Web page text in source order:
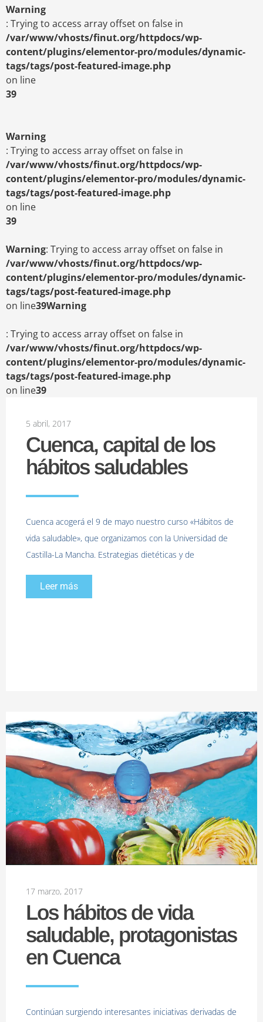
Warning
: Trying to access array offset on false in
/var/www/vhosts/finut.org/httpdocs/wp-
content/plugins/elementor-pro/modules/dynamic-
tags/tags/post-featured-image.php
on line
39
Warning
: Trying to access array offset on false in
/var/www/vhosts/finut.org/httpdocs/wp-
content/plugins/elementor-pro/modules/dynamic-
tags/tags/post-featured-image.php
on line
39
Warning: Trying to access array offset on false in
/var/www/vhosts/finut.org/httpdocs/wp-
content/plugins/elementor-pro/modules/dynamic-
tags/tags/post-featured-image.php
on line39Warning
: Trying to access array offset on false in
/var/www/vhosts/finut.org/httpdocs/wp-
content/plugins/elementor-pro/modules/dynamic-
tags/tags/post-featured-image.php
on line39
5 abril, 2017
Cuenca, capital de los
hábitos saludables
Cuenca acogerá el 9 de mayo nuestro curso «Hábitos de
vida saludable», que organizamos con la Universidad de
Castilla-La Mancha. Estrategias dietéticas y de
Leer más
17 marzo, 2017
Los hábitos de vida
saludable, protagonistas
en Cuenca
Continúan surgiendo interesantes iniciativas derivadas de